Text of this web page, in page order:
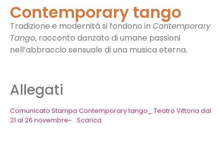
Contemporary tango
Tradizione e modernità si fondono in Contemporary
Tango, racconto danzato di umane passioni
nell’abbraccio sensuale di una musica eterna.
Allegati
Comunicato Stampa Contemporary tango_ Teatro Vittoria dal
21 al 26 novembre~
Scarica